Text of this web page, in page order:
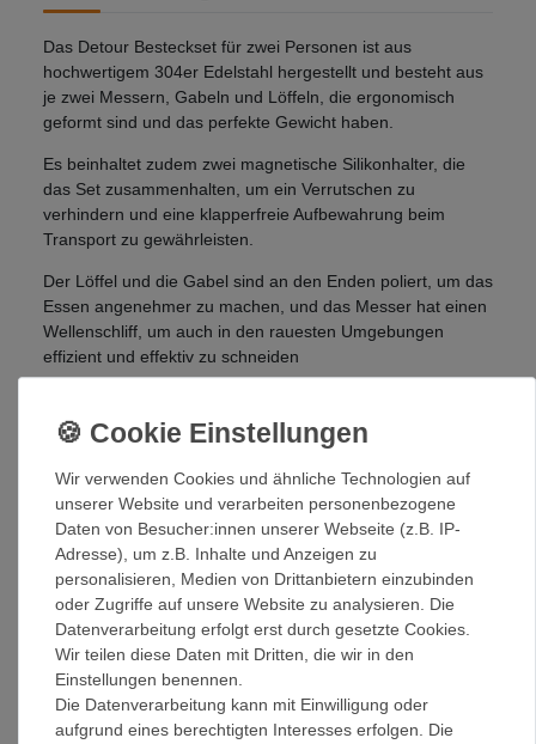
Das Detour Besteckset für zwei Personen ist aus
hochwertigem 304er Edelstahl hergestellt und besteht aus
je zwei Messern, Gabeln und Löffeln, die ergonomisch
geformt sind und das perfekte Gewicht haben.
Es beinhaltet zudem zwei magnetische Silikonhalter, die
das Set zusammenhalten, um ein Verrutschen zu
verhindern und eine klapperfreie Aufbewahrung beim
Transport zu gewährleisten.
Der Löffel und die Gabel sind an den Enden poliert, um das
Essen angenehmer zu machen, und das Messer hat einen
Wellenschliff, um auch in den rauesten Umgebungen
effizient und effektiv zu schneiden
Aus hochfestem 304er Edelstahl für zusätzliche
Beinhaltet: 2x Messer 2x Gabel 2x Löffel 2x
magnetischer Silikonhalter.
Magnetischer Silikonhalter, der das Set
zusammenhält, um ein Verrutschen zu verhindern
und eine klapperfreie Aufbewahrung beim Transport
zu gewährleisten.
Ergonomische Form für hohen Komfort, Mattierte
Griffe für besseren Grip und eine Polierung für ein
angenehmeres Esserlebnis
Das Besteck ist spülmaschinenfest
Wir verwenden Cookies und ähnliche Technologien auf
unserer Website und verarbeiten personenbezogene
Daten von Besucher:innen unserer Webseite (z.B. IP-
Adresse), um z.B. Inhalte und Anzeigen zu
personalisieren, Medien von Drittanbietern einzubinden
oder Zugriffe auf unsere Website zu analysieren. Die
Datenverarbeitung erfolgt erst durch gesetzte Cookies.
Wir teilen diese Daten mit Dritten, die wir in den
Einstellungen benennen.
Die Datenverarbeitung kann mit Einwilligung oder
aufgrund eines berechtigten Interesses erfolgen. Die